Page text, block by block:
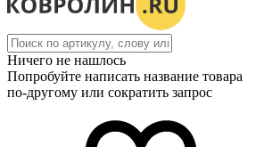
Ничего не нашлось
Попробуйте написать название товара
по-другому или сократить запрос